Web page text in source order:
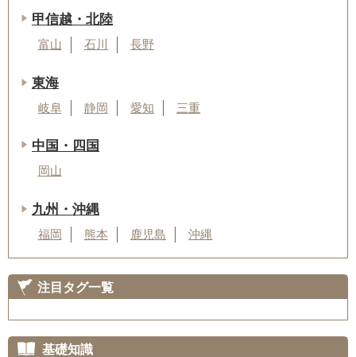
甲信越・北陸
富山 石川 長野
東海
岐阜 静岡 愛知 三重
中国・四国
岡山
九州・沖縄
福岡 熊本 鹿児島 沖縄
注目タグ一覧
基礎知識